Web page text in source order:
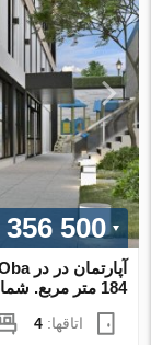
356 500
184 متر مربع. شماره 130800
اتاقها:4